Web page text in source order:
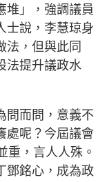
堆」，強調議員
士說，李慧琼身
法，但與此同
法提升議政水
問而問，意義不
處呢？今屆議會
重，言人人殊。
鄧銘心，成為政